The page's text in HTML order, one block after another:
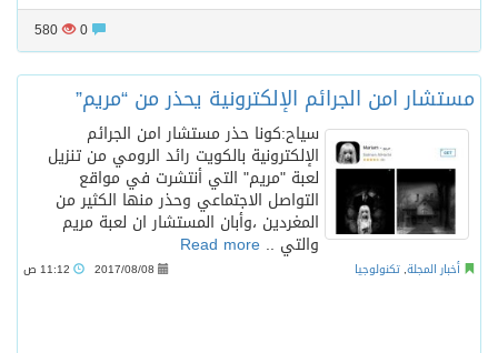
580
مستشار امن الجرائم الإلكترونية يحذر من “مريم”
سياح:كونا حذر مستشار امن الجرائم
الإلكترونية بالكويت رائد الرومي من تنزيل
لعبة "مريم" التي أنتشرت في مواقع
التواصل الاجتماعي وحذر منها الكثير من
المغردين ،وأبان المستشار ان لعبة مريم
والتي .. Read more
أخبار المجلة, تكنولوجيا 2017/08/08